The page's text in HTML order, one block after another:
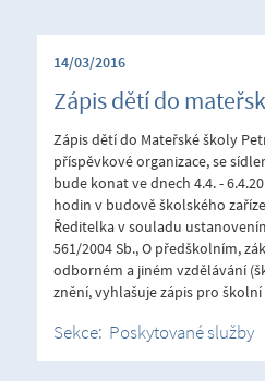
14/03/2016
Zápis dětí do
Zápis dětí do Mateřské školy
příspěvkové organizace, se
bude konat ve dnech 4.4. -
hodin v budově školského
Ředitelka v souladu
561/2004 Sb., O předškolním,
odborném a jiném vzdělávání
znění, vyhlašuje zápis pro školní
Sekce: Poskytované služby